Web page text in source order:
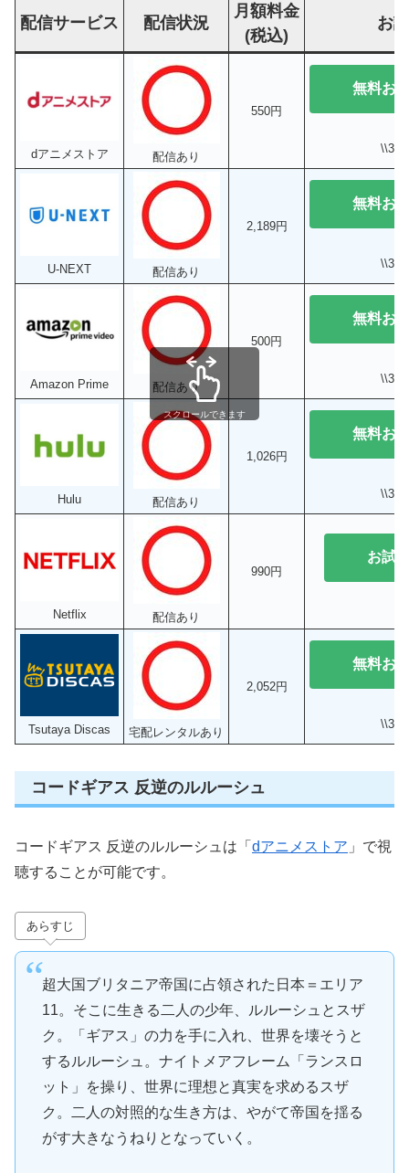
配信サービス 配信状況
月額料金
(税込)
お
dアニメストア 配信あり
550円
無料お
\\31
U-NEXT 配信あり
2,189円
無料お
\\31
Amazon Prime 配信あり
500円
無料お
\\30
Hulu 配信あり
1,026円
無料お
\\31
Netflix 配信あり
990円
お試
Tsutaya Discas 宅配レンタルあり
2,052円
無料お
\\30
スクロールできます
コードギアス 反逆のルルーシュ
コードギアス 反逆のルルーシュは「 dアニメストア 」で視
聴することが可能です。
あらすじ
超大国ブリタニア帝国に占領された日本＝エリア
11。そこに生きる二人の少年、ルルーシュとスザ
ク。「ギアス」の力を手に入れ、世界を壊そうと
するルルーシュ。ナイトメアフレーム「ランスロ
ット」を操り、世界に理想と真実を求めるスザ
ク。二人の対照的な生き方は、やがて帝国を揺る
がす大きなうねりとなっていく。